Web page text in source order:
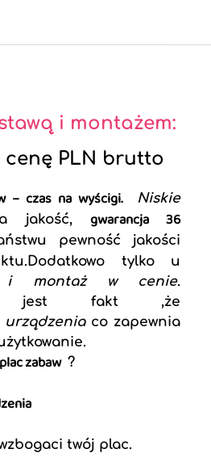
i montażem:
PLN brutto
– czas na wyścigi.
Niskie
jakość,gwarancja 36
pewność jakości
tylko u
i montaż w cenie.
jest fakt ,że
urządzenia co zapewnia
zabaw ?
twój plac.